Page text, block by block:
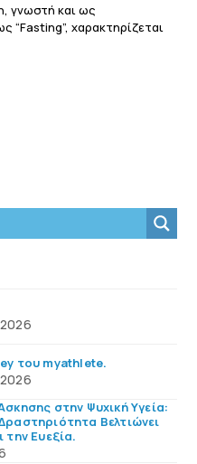
γνωστή και ως
“Fasting”, χαρακτηρίζεται
του myathlete.
στην Ψυχική Υγεία:
Βελτιώνει
την Ευεξία.